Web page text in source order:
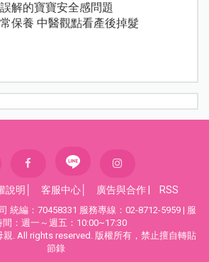
解的寶寶安全感問題
保養 中醫觀點看產後掉髮
說明 客服中心 廣告與合作 RSS
統編：70458331 服務專線：02-8712-5959 | 服
間：週一～週五：10:00~17:30
. All rights reserved. 版權所有，禁止擅自轉貼
節錄